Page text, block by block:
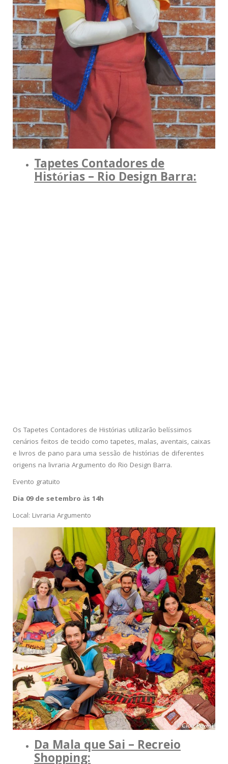
Tapetes Contadores de
Histórias – Rio Design Barra:
Os Tapetes Contadores de Histórias utilizarão belíssimos
cenários feitos de tecido como tapetes, malas, aventais, caixas
e livros de pano para uma sessão de histórias de diferentes
origens na livraria Argumento do Rio Design Barra.
Evento gratuito
Dia 09 de setembro às 14h
Local: Livraria Argumento
Da Mala que Sai – Recreio
Shopping: